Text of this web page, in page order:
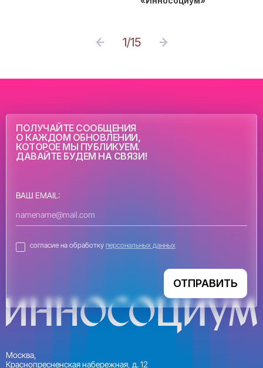
1/15
ПОЛУЧАЙТЕ СООБЩЕНИЯ
О КАЖДОМ ОБНОВЛЕНИИ,
КОТОРОЕ МЫ ПУБЛИКУЕМ.
ДАВАЙТЕ БУДЕМ НА СВЯЗИ!
ВАШ EMAIL:
согласие на обработку персональных данных
ОТПРАВИТЬ
Москва,
Краснопресненская набережная, д. 12